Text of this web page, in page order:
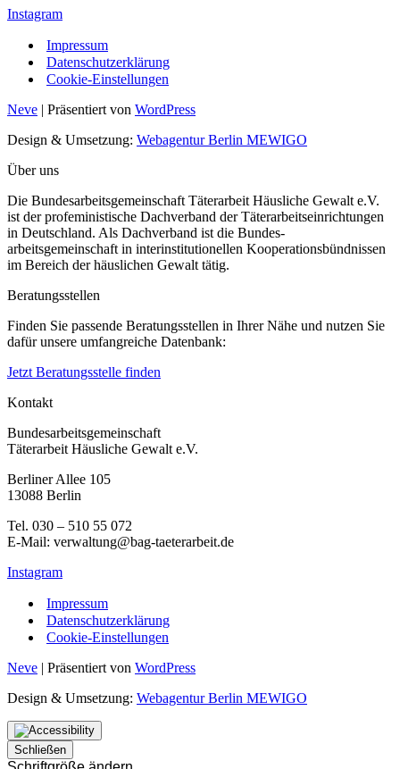
Instagram
Impressum
Datenschutzerklärung
Cookie-Einstellungen
Neve | Präsentiert von WordPress
Design & Umsetzung: Webagentur Berlin MEWIGO
Über uns
Die Bundesarbeitsgemeinschaft Täterarbeit Häusliche Gewalt e.V.
ist der profeministische Dachverband der Täterarbeitseinrichtungen
in Deutschland. Als Dachverband ist die Bundes-
arbeitsgemeinschaft in interinstitutionellen Kooperationsbündnissen
im Bereich der häuslichen Gewalt tätig.
Beratungsstellen
Finden Sie passende Beratungsstellen in Ihrer Nähe und nutzen Sie
dafür unsere umfangreiche Datenbank:
Jetzt Beratungsstelle finden
Kontakt
Bundesarbeitsgemeinschaft
Täterarbeit Häusliche Gewalt e.V.
Berliner Allee 105
13088 Berlin
Tel. 030 – 510 55 072
E-Mail: verwaltung@bag-taeterarbeit.de
Instagram
Impressum
Datenschutzerklärung
Cookie-Einstellungen
Neve | Präsentiert von WordPress
Design & Umsetzung: Webagentur Berlin MEWIGO
Schließen